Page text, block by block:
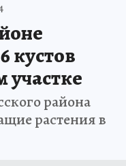
кустов
участке
района
растения в